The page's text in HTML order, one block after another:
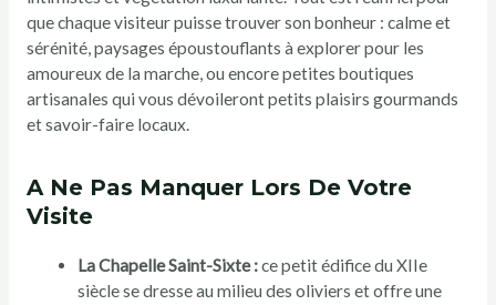
que chaque visiteur puisse trouver son bonheur : calme et
sérénité, paysages époustouflants à explorer pour les
amoureux de la marche, ou encore petites boutiques
artisanales qui vous dévoileront petits plaisirs gourmands
et savoir-faire locaux.
A Ne Pas Manquer Lors De Votre
Visite
La Chapelle Saint-Sixte :ce petit édifice du XIIe
siècle se dresse au milieu des oliviers et offre une